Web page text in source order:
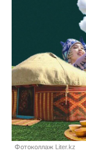
Фотоколлаж Liter.kz